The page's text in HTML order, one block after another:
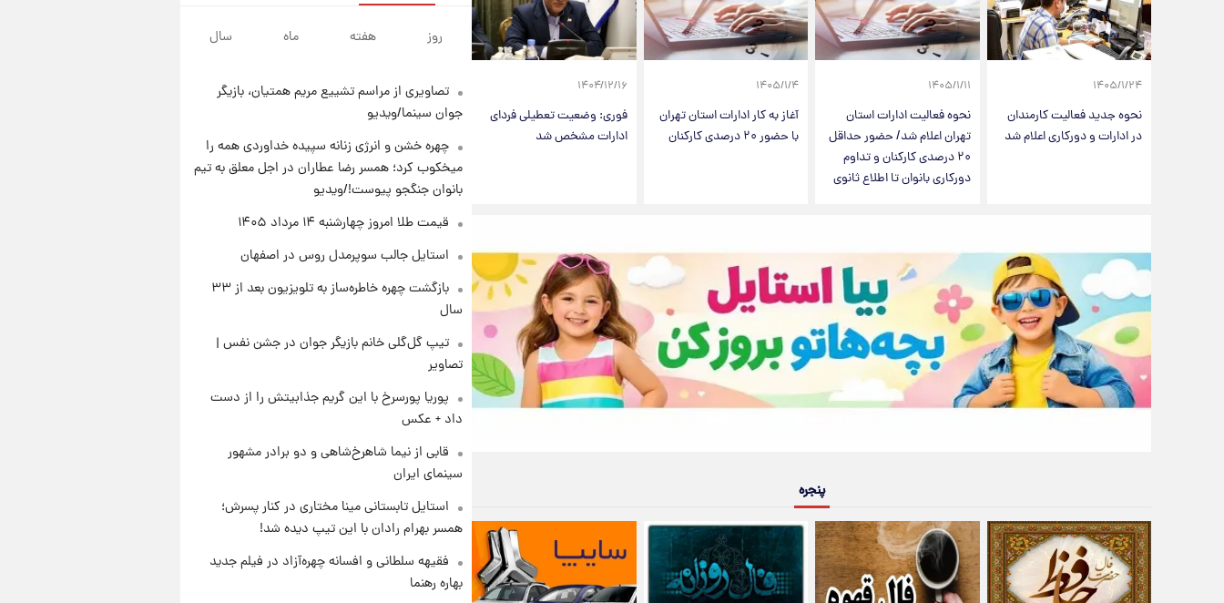
۱۴۰۵/۱/۲۴
نحوه جدید فعالیت کارمندان
در ادارات و دورکاری اعلام شد
۱۴۰۵/۱/۱۱
نحوه فعالیت ادارات استان
تهران اعلام شد/ حضور حداقل
۲۰ درصدی کارکنان و تداوم
دورکاری بانوان تا اطلاع ثانوی
۱۴۰۵/۱/۴
آغاز به کار ادارات استان تهران
با حضور ۲۰ درصدی کارکنان
۱۴۰۴/۱۲/۱۶
فوری: وضعیت تعطیلی فردای
ادارات مشخص شد
پنجره
ثابت ماند؟ +جدول
۲۰ ساعت پیش
بزرگ‌تری برای ایران است
۲۰ ساعت پیش
آمریکا به مدرسه میناب؛ «باید
سیلی محکمی به صورت ترامپ زد»
۲۱ ساعت پیش
قیمت طلا و سکه امروز چهارشنبه
و سکه
روز هفته ماه سال
تصاویری از مراسم تشییع مریم همتیان، بازیگر
جوان سینما/ویدیو
چهره خشن و انرژی زنانه سپیده خداوردی همه را
میخکوب کرد؛ همسر رضا عطاران در اجل معلق به تیم
بانوان جنگجو پیوست!/ویدیو
قیمت طلا امروز چهارشنبه ۱۴ مرداد ۱۴۰۵
استایل جالب سوپرمدل روس در اصفهان
بازگشت چهره خاطره‌ساز به تلویزیون بعد از ۳۳
سال
تیپ گل‌گلی خانم بازیگر جوان در جشن نفس |
تصاویر
پوریا پورسرخ با این گریم جذابیتش را از دست
داد + عکس
قابی از نیما شاهرخ‌شاهی و دو برادر مشهور
سینمای ایران
استایل تابستانی مینا مختاری در کنار پسرش؛
همسر بهرام رادان با این تیپ دیده شد!
فقیهه سلطانی و افسانه چهره‌آزاد در فیلم جدید
بهاره رهنما